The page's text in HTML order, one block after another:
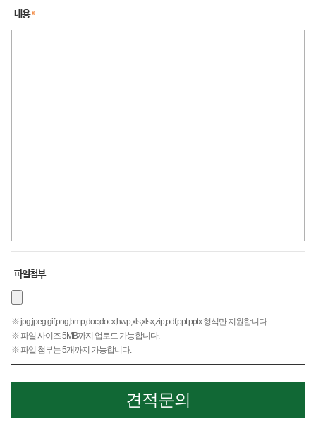
내용
파일첨부
※ jpg,jpeg,gif,png,bmp,doc,docx,hwp,xls,xlsx,zip,pdf,ppt,pptx 형식만 지원합니다.
※ 파일 사이즈 5MB까지 업로드 가능합니다.
※ 파일 첨부는 5개까지 가능합니다.